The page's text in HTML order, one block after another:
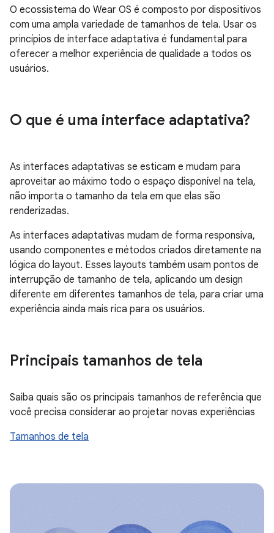
O ecossistema do Wear OS é composto por dispositivos
com uma ampla variedade de tamanhos de tela. Usar os
princípios de interface adaptativa é fundamental para
oferecer a melhor experiência de qualidade a todos os
usuários.
O que é uma interface adaptativa?
As interfaces adaptativas se esticam e mudam para
aproveitar ao máximo todo o espaço disponível na tela,
não importa o tamanho da tela em que elas são
renderizadas.
As interfaces adaptativas mudam de forma responsiva,
usando componentes e métodos criados diretamente na
lógica do layout. Esses layouts também usam pontos de
interrupção de tamanho de tela, aplicando um design
diferente em diferentes tamanhos de tela, para criar uma
experiência ainda mais rica para os usuários.
Principais tamanhos de tela
Saiba quais são os principais tamanhos de referência que
você precisa considerar ao projetar novas experiências
Tamanhos de tela